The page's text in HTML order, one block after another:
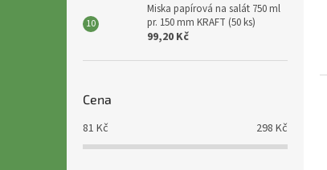
Miska papírová na salát 750 ml
pr. 150 mm KRAFT (50 ks)
99,20 Kč
Cena
81 Kč 298 Kč